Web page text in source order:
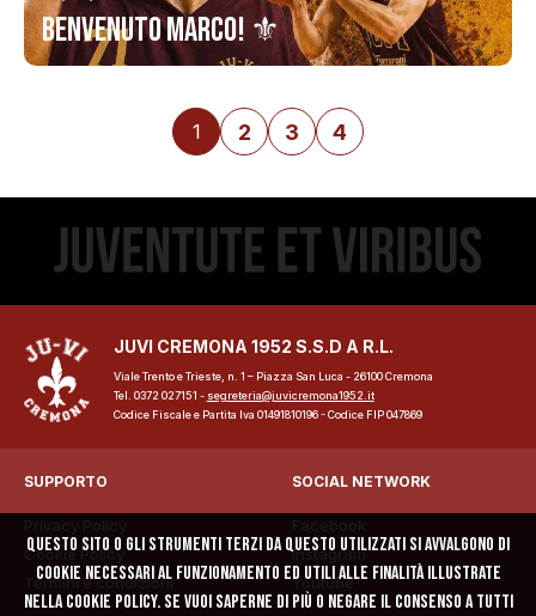
Benvenuto Marco! ⚜️
1 2 3 4
JUVI CREMONA 1952 S.S.D A R.L.
Viale Trento e Trieste, n. 1 – Piazza San Luca - 26100 Cremona
Tel. 0372 027151 - segreteria@juvicremona1952.it
Codice Fiscale e Partita Iva 01491810196 - Codice FIP 047869
SUPPORTO
Cookie Policy
Termini e condizioni
SOCIAL NETWORK
Instagram
Youtube
Questo sito o gli strumenti terzi da questo utilizzati si avvalgono di
cookie necessari al funzionamento ed utili alle finalità illustrate
nella cookie policy. Se vuoi saperne di più o negare il consenso a tutti